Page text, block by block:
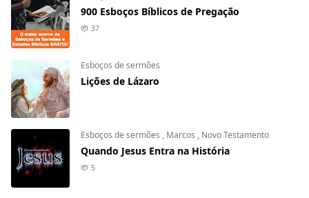
900 Esboços Bíblicos de Pregação
37
Esboços de sermões
Lições de Lázaro
Esboços de sermões , Marcos , Novo Testamento
Quando Jesus Entra na História
5